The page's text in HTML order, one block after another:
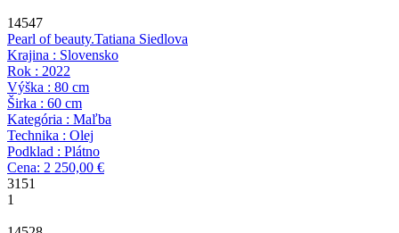
14547
Pearl of beauty.Tatiana Siedlova
Krajina : Slovensko
Rok : 2022
Výška : 80 cm
Širka : 60 cm
Kategória : Maľba
Technika : Olej
Podklad : Plátno
Cena: 2 250,00 €
3151
1